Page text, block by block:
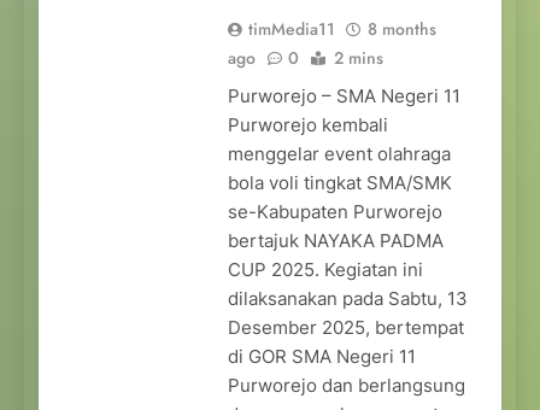
timMedia11
8 months
ago
0 2 mins
Purworejo – SMA Negeri 11
Purworejo kembali
menggelar event olahraga
bola voli tingkat SMA/SMK
se-Kabupaten Purworejo
bertajuk NAYAKA PADMA
CUP 2025. Kegiatan ini
dilaksanakan pada Sabtu, 13
Desember 2025, bertempat
di GOR SMA Negeri 11
Purworejo dan berlangsung